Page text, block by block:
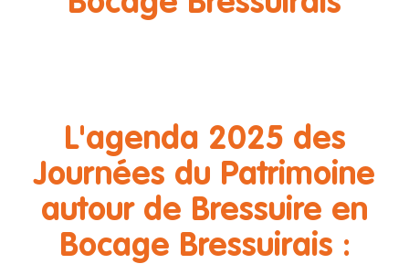
L'agenda 2025 des
Journées du Patrimoine
autour de Bressuire en
Bocage Bressuirais :